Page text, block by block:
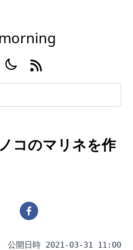
コのマリネを作
公開日時 2021-03-31 11:00